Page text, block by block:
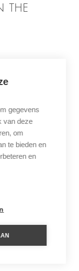
THE
gegevens
van deze
om
te bieden en
en